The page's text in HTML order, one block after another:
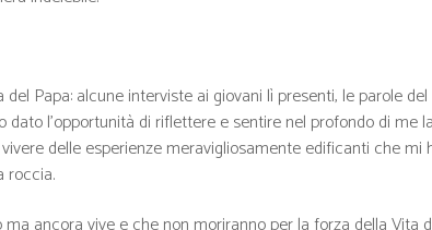
Papa: alcune interviste ai giovani lì presenti, le parole
dato l’opportunità di riflettere e sentire nel profondo di me
delle esperienze meravigliosamente edificanti che mi
roccia.